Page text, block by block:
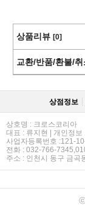
상품리뷰 [0]
교환/반품/환불/취
상점정보
상호명 : 크로스코리아
대표 : 류지현 | 개인정보
사업자등록번호 :121-
전화 : 032-766-
주소 : 인천시 동구 금곡
ⓒ